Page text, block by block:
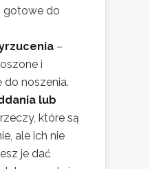
gotowe do
–
i
do noszenia.
lub
które są
ale ich nie
je dać